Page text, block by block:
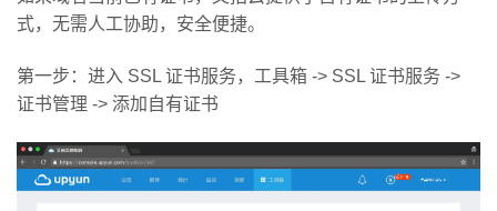
式，无需人工协助，安全便捷。
第一步：进入 SSL 证书服务，工具箱 -> SSL 证书服务 ->
证书管理 -> 添加自有证书